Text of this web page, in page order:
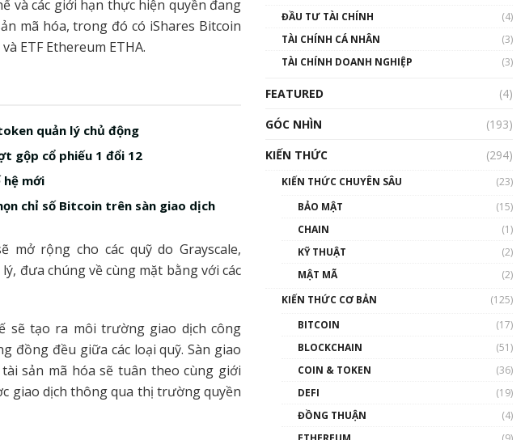
và các giới hạn thực hiện quyền đang
mã hóa, trong đó có iShares Bitcoin
ETF Ethereum ETHA.
quản lý chủ động
gộp cổ phiếu 1 đổi 12
hệ mới
chỉ số Bitcoin trên sàn giao dịch
mở rộng cho các quỹ do Grayscale,
lý, đưa chúng về cùng mặt bằng với các
sẽ tạo ra môi trường giao dịch công
đồng đều giữa các loại quỹ. Sàn giao
sản mã hóa sẽ tuân theo cùng giới
giao dịch thông qua thị trường quyền
uptrend trong năm 2023? |
Phổ cập Blockchain
00:02:14
Nhìn lại năm 2022: Những
nhân vật ảnh hưởng nhất
hệ sinh thái tiền mã hoá |
Blockchain
Nhân sự tương lại ngành
Blockchain Việt Nam | Phổ
cập Blockchain
Blockchain đang được ứng
ĐẦU TƯ TÀI CHÍNH
(4)
TÀI CHÍNH CÁ NHÂN
(3)
TÀI CHÍNH DOANH NGHIỆP
(3)
FEATURED
(4)
GÓC NHÌN
(193)
KIẾN THỨC
(294)
KIẾN THỨC CHUYÊN SÂU
(23)
BẢO MẬT
(15)
CHAIN
(1)
KỸ THUẬT
(2)
MẬT MÃ
(2)
KIẾN THỨC CƠ BẢN
(125)
BITCOIN
(17)
BLOCKCHAIN
(51)
COIN & TOKEN
(36)
DEFI
(19)
ĐỒNG THUẬN
(4)